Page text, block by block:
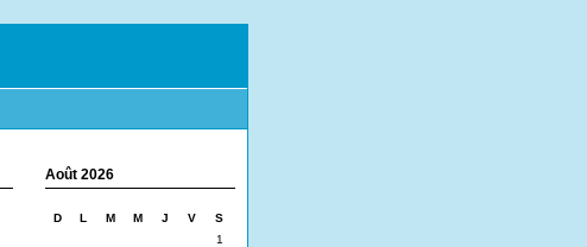
Août 2026
D L M M J V
S
1